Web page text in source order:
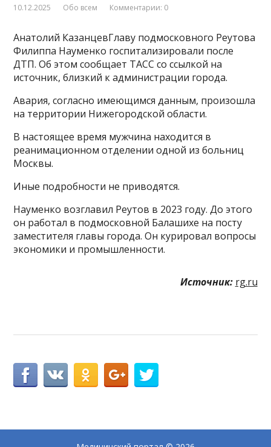
10.12.2025 Обо всем Комментарии: 0
Анатолий КазанцевГлаву подмосковного Реутова
Филиппа Науменко госпитализировали после
ДТП. Об этом сообщает ТАСС со ссылкой на
источник, близкий к администрации города.
Авария, согласно имеющимся данным, произошла
на территории Нижегородской области.
В настоящее время мужчина находится в
реанимационном отделении одной из больниц
Москвы.
Иные подробности не приводятся.
Науменко возглавил Реутов в 2023 году. До этого
он работал в подмосковной Балашихе на посту
заместителя главы города. Он курировал вопросы
экономики и промышленности.
Источник: rg.ru